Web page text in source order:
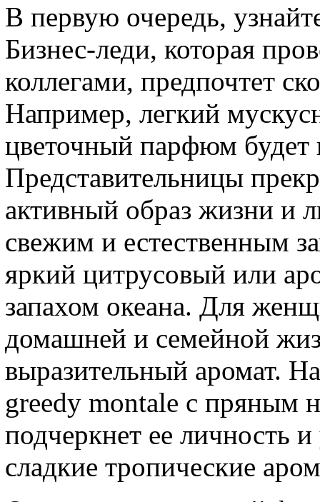
В первую очередь,
Бизнес-леди, которая
коллегами, предпочтет
Например, легкий
цветочный парфюм
Представительницы
активный образ жизни и
свежим и естественным
яркий цитрусовый или
запахом океана. Для
домашней и семейной
выразительный аромат.
greedy montale с пряным
подчеркнет ее личность
сладкие тропические